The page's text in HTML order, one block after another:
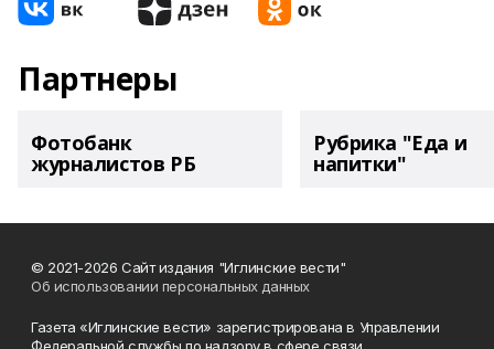
Партнеры
Фотобанк
журналистов РБ
Рубрика "Еда и
напитки"
© 2021-2026 Сайт издания "Иглинские вести"
Об использовании персональных данных
Газета «Иглинские вести» зарегистрирована в Управлении